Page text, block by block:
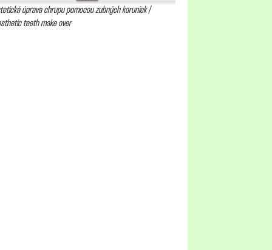
úprava chrupu pomocou zubných koruniek /
teeth make over